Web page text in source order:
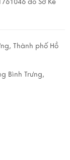
do Sở Kế
Thành phố Hồ
Bình Trưng,